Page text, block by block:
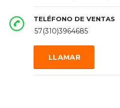
TELÉFONO DE VENTAS
57(310)3964685
LLAMAR